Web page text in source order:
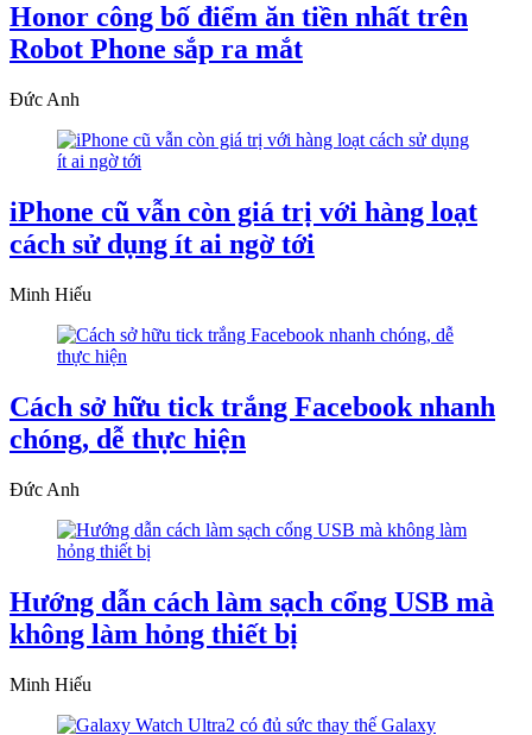
Honor công bố điểm ăn tiền nhất trên
Robot Phone sắp ra mắt
Đức Anh
iPhone cũ vẫn còn giá trị với hàng loạt
cách sử dụng ít ai ngờ tới
Minh Hiếu
Cách sở hữu tick trắng Facebook nhanh
chóng, dễ thực hiện
Đức Anh
Hướng dẫn cách làm sạch cổng USB mà
không làm hỏng thiết bị
Minh Hiếu